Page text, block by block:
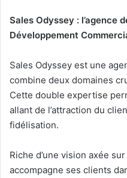
Sales Odyssey : l’agence
Développement
Sales Odyssey est une
combine deux domaines
Cette double expertise
allant de l’attraction du
fidélisation.
Riche d’une vision axée
accompagne ses clients